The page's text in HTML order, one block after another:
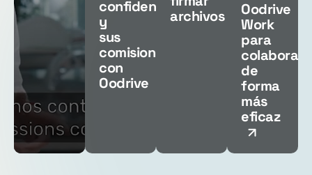
confidenciales
y
sus
comisiones
con
Oodrive
archivos
Oodrive
Work
para
colaborar
de
forma
más
eficaz